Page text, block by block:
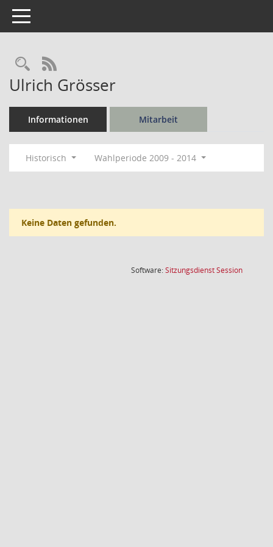
Toggle navigation
Rechercheauswahl
RSS-Feed
Ulrich Grösser
Informationen Mitarbeit
Historisch Wahlperiode 2009 - 2014
Keine Daten gefunden.
Software:SitzungsdienstSession(Wird in